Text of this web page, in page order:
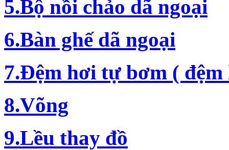
5.Bộ nồi chảo dã ngoại
6.Bàn ghế dã ngoại
7.Đệm hơi tự bơm (
8.Võng
9.Lều thay đồ